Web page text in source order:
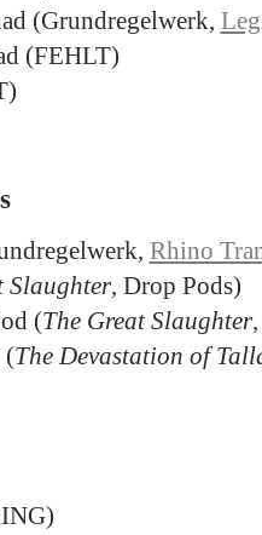
(Grundregelwerk,
(FEHLT)
Rhino
Slaughter, Drop Pods)
(The Great Slaughter
(The Devastation of